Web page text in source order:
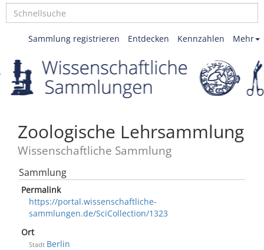
Mehr
Kennzahlen
Entdecken
Sammlung registrieren
Zoologische Lehrsammlung
Wissenschaftliche Sammlung
Sammlung
Permalink
https://portal.wissenschaftliche-
sammlungen.de/SciCollection/1323
Ort
Stadt Berlin